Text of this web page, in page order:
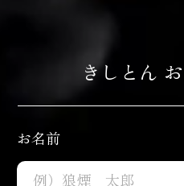
Platform
きしとん
お名前